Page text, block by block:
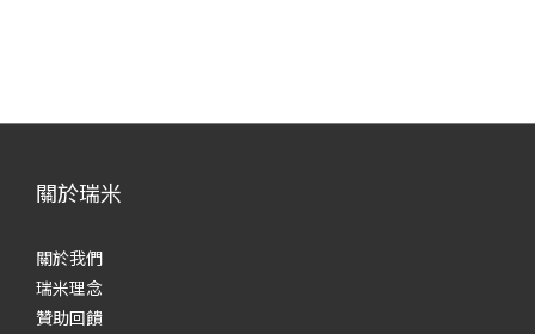
關於瑞米
關於我們
瑞米理念
贊助回饋